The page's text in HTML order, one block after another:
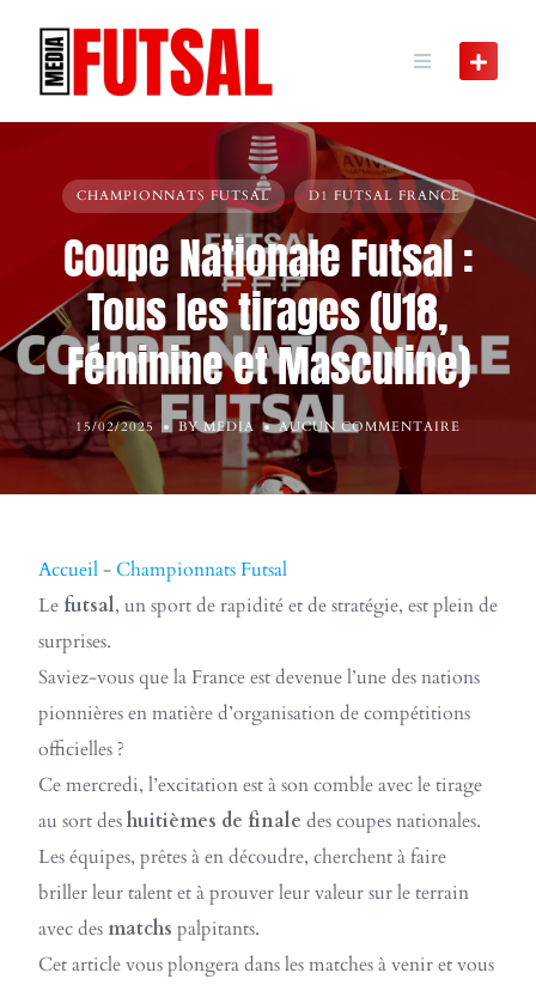
content
CHAMPIONNATS FUTSAL D1 FUTSAL FRANCE
Coupe Nationale Futsal :
Tous les tirages (U18,
Féminine et Masculine)
15/02/2025 BY MEDIA AUCUN COMMENTAIRE
Accueil-Championnats Futsal
Le futsal, un sport de rapidité et de stratégie, est plein de
surprises.
Saviez-vous que la France est devenue l’une des nations
pionnières en matière d’organisation de compétitions
officielles ?
Ce mercredi, l’excitation est à son comble avec le tirage
au sort deshuitièmes de finale des coupes nationales.
Les équipes, prêtes à en découdre, cherchent à faire
briller leur talent et à prouver leur valeur sur le terrain
avec des matchs palpitants.
Cet article vous plongera dans les matches à venir et vous